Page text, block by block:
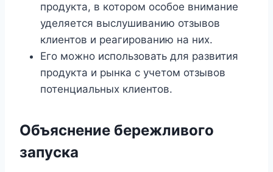
продукта, в котором особое внимание
уделяется выслушиванию отзывов
клиентов и реагированию на них.
Его можно использовать для развития
продукта и рынка с учетом отзывов
потенциальных клиентов.
Объяснение бережливого
запуска